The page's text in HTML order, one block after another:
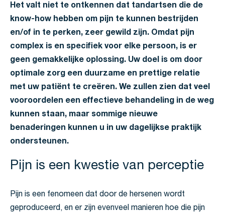
Het valt niet te ontkennen dat tandartsen die de
know-how hebben om pijn te kunnen bestrijden
en/of in te perken, zeer gewild zijn. Omdat pijn
complex is en specifiek voor elke persoon, is er
geen gemakkelijke oplossing. Uw doel is om door
optimale zorg een duurzame en prettige relatie
met uw patiënt te creëren. We zullen zien dat veel
vooroordelen een effectieve behandeling in de weg
kunnen staan, maar sommige nieuwe
benaderingen kunnen u in uw dagelijkse praktijk
ondersteunen.
Pijn is een kwestie van perceptie
Pijn is een fenomeen dat door de hersenen wordt
geproduceerd, en er zijn evenveel manieren hoe die pijn